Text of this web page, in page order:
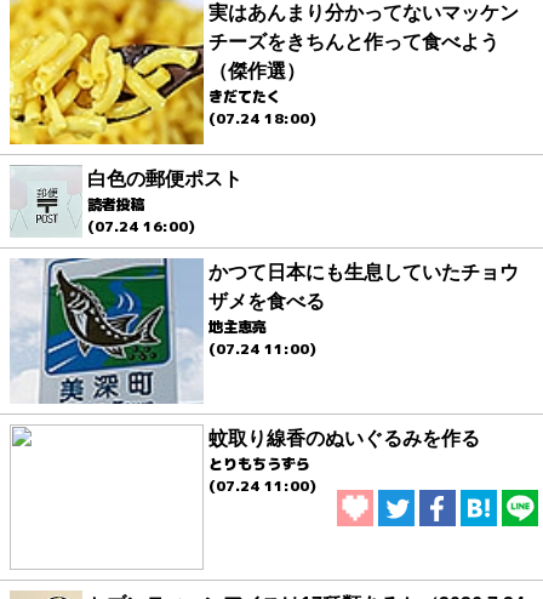
実はあんまり分かってないマッケン
チーズをきちんと作って食べよう
（傑作選）
きだてたく
(07.24 18:00)
白色の郵便ポスト
読者投稿
(07.24 16:00)
かつて日本にも生息していたチョウ
ザメを食べる
地主恵亮
(07.24 11:00)
蚊取り線香のぬいぐるみを作る
とりもちうずら
(07.24 11:00)